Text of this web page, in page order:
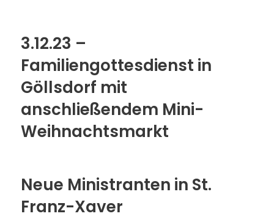
3.12.23 –
Familiengottesdienst in
Göllsdorf mit
anschließendem Mini-
Weihnachtsmarkt
Neue Ministranten in St.
Franz-Xaver